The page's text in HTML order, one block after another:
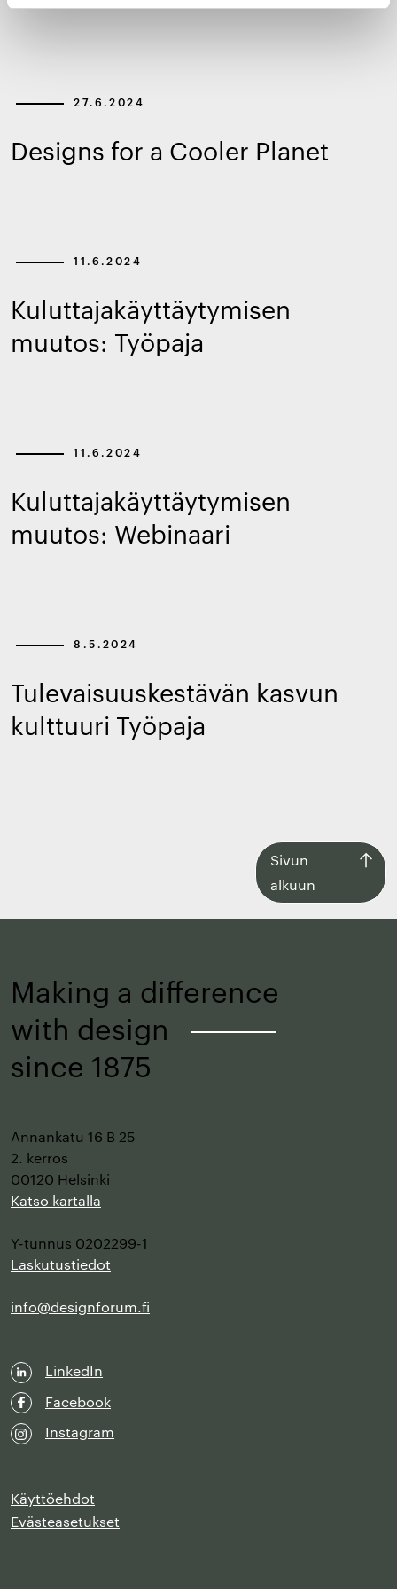
27.6.2024
Designs for a Cooler Planet
11.6.2024
Kuluttajakäyttäytymisen
muutos: Työpaja
11.6.2024
Kuluttajakäyttäytymisen
muutos: Webinaari
8.5.2024
Tulevaisuuskestävän kasvun
kulttuuri Työpaja
Sivun
alkuun
sivun
Making a difference
with design
since 1875
Annankatu 16 B 25
2. kerros
00120 Helsinki
Katso kartalla
Y-tunnus 0202299-1
Laskutustiedot
info@designforum.fi
LinkedIn
Facebook
Instagram
Käyttöehdot
Evästeasetukset